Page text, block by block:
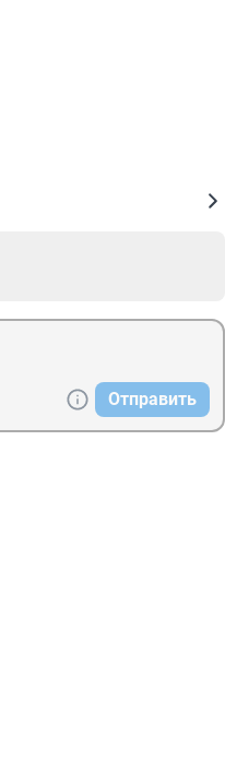
Отправить